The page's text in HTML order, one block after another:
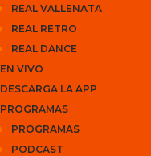
REAL VALLENATA
REAL RETRO
REAL DANCE
EN VIVO
DESCARGA LA APP
PROGRAMAS
PROGRAMAS
PODCAST